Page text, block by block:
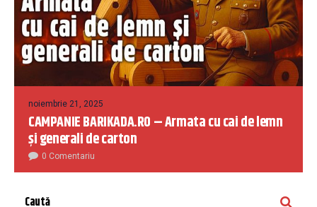
noiembrie 21, 2025
CAMPANIE BARIKADA.RO – Armata cu cai de lemn
și generali de carton
0 Comentariu